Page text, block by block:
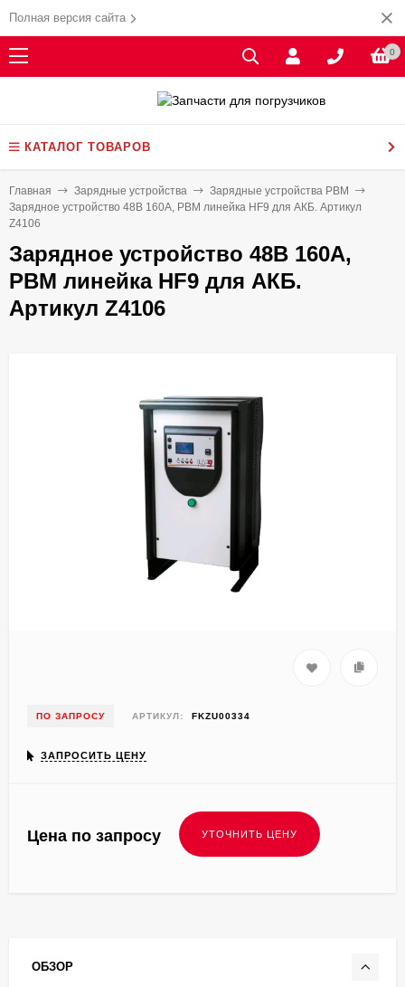
Полная версия сайта
0
КАТАЛОГ ТОВАРОВ
Главная Зарядные устройства
Зарядные устройства PBM
Зарядное устройство 48В 160А, PBM линейка HF9 для АКБ. Артикул
Z4106
Зарядное устройство 48В 160А,
PBM линейка HF9 для АКБ.
Артикул Z4106
ПО ЗАПРОСУ АРТИКУЛ: FKZU00334
ЗАПРОСИТЬ ЦЕНУ
Цена по запросу
ОБЗОР